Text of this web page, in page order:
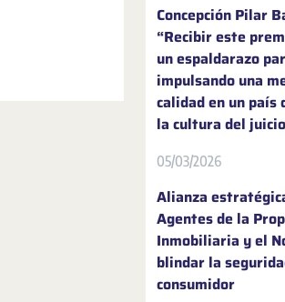
Concepción Pilar
“Recibir este
un espaldarazo
impulsando una
calidad en un país
la cultura del
05/03/2026
Alianza
Agentes de la
Inmobiliaria y el
blindar la
consumidor